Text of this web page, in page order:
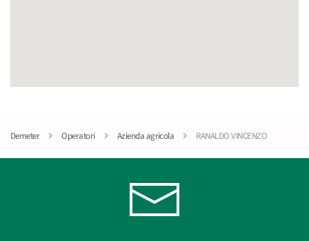
Demeter Operatori Azienda agricola RANALDO VINCENZO